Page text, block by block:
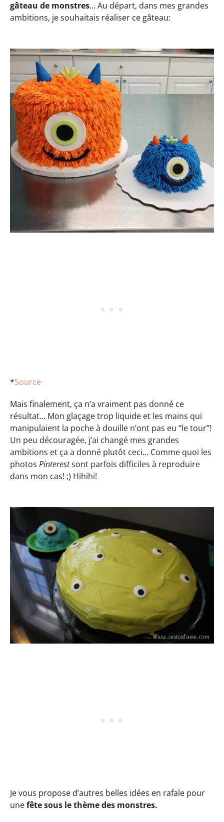
gâteau de monstres… Au départ, dans mes grandes
ambitions, je souhaitais réaliser ce gâteau:
*Source
Mais finalement, ça n’a vraiment pas donné ce
résultat… Mon glaçage trop liquide et les mains qui
manipulaient la poche à douille n’ont pas eu “le tour”!
Un peu découragée, j’ai changé mes grandes
ambitions et ça a donné plutôt ceci… Comme quoi les
photos Pinterestsont parfois difficiles à reproduire
dans mon cas! ;) Hihihi!
Je vous propose d’autres belles idées en rafale pour
unefête sous le thème des monstres.